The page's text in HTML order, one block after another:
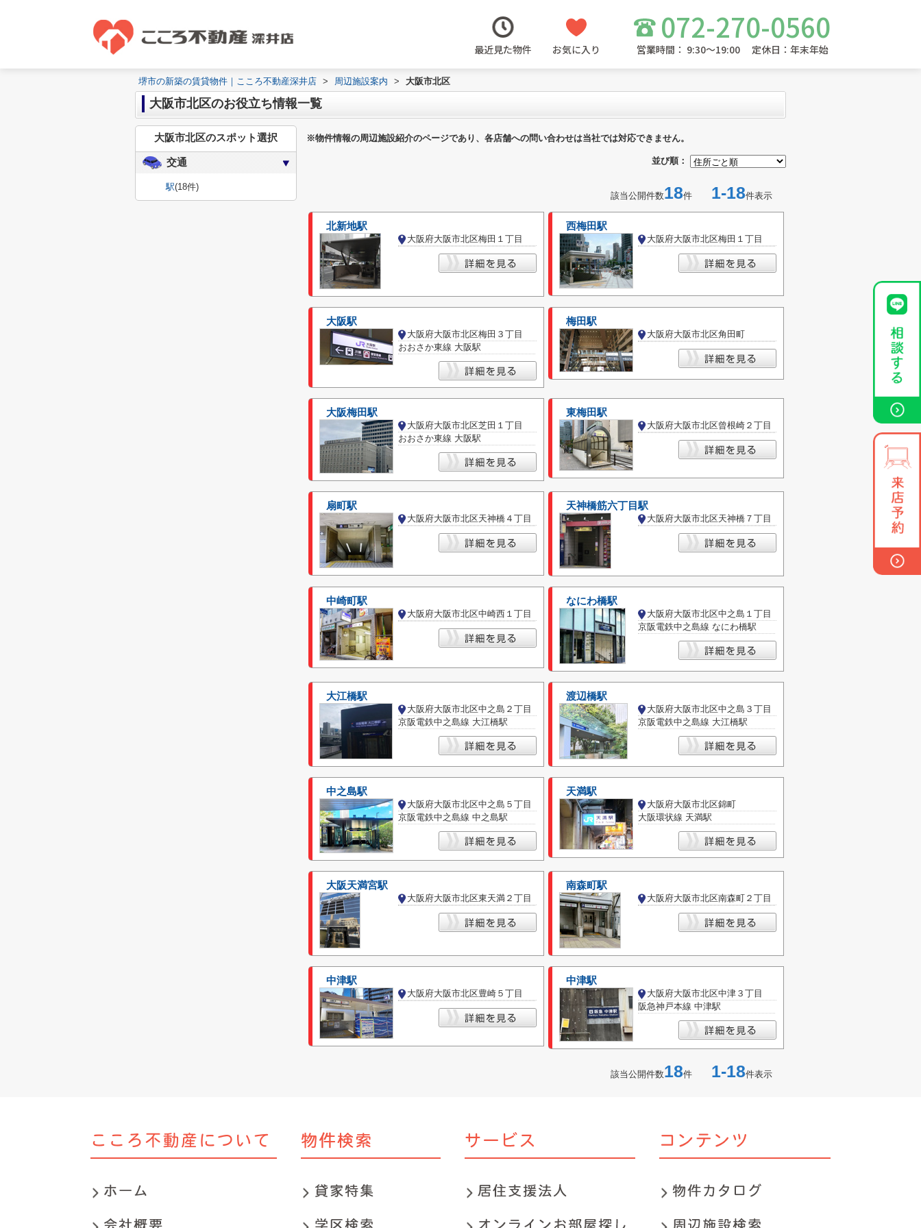
最近見た物件 お気に入り
072-270-0560
営業時間： 9:30～19:00 定休日：年末年始
堺市の新築の賃貸物件｜こころ不動産深井店 > 周辺施設案内 > 大阪市北区
大阪市北区のお役立ち情報一覧
※物件情報の周辺施設紹介のページであり、各店舗への問い合わせは当社では対応できません。
並び順：
該当公開件数18件 1-18件表示
北新地駅
大阪府大阪市北区梅田１丁目
西梅田駅
大阪府大阪市北区梅田１丁目
大阪駅
大阪府大阪市北区梅田３丁目
おおさか東線 大阪駅
梅田駅
大阪府大阪市北区角田町
大阪梅田駅
大阪府大阪市北区芝田１丁目
おおさか東線 大阪駅
東梅田駅
大阪府大阪市北区曾根崎２丁目
扇町駅
大阪府大阪市北区天神橋４丁目
天神橋筋六丁目駅
大阪府大阪市北区天神橋７丁目
中崎町駅
大阪府大阪市北区中崎西１丁目
なにわ橋駅
大阪府大阪市北区中之島１丁目
京阪電鉄中之島線 なにわ橋駅
大江橋駅
大阪府大阪市北区中之島２丁目
京阪電鉄中之島線 大江橋駅
渡辺橋駅
大阪府大阪市北区中之島３丁目
京阪電鉄中之島線 大江橋駅
中之島駅
大阪府大阪市北区中之島５丁目
京阪電鉄中之島線 中之島駅
天満駅
大阪府大阪市北区錦町
大阪環状線 天満駅
大阪天満宮駅
大阪府大阪市北区東天満２丁目
南森町駅
大阪府大阪市北区南森町２丁目
中津駅
大阪府大阪市北区豊崎５丁目
中津駅
大阪府大阪市北区中津３丁目
阪急神戸本線 中津駅
該当公開件数18件 1-18件表示
大阪市北区のスポット選択
交通
駅(18件)